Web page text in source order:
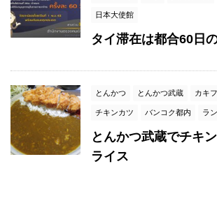
日本大使館
タイ滞在は都合60日
とんかつ とんかつ武蔵 カキ
チキンカツ バンコク都内 ラ
とんかつ武蔵でチキ
ライス